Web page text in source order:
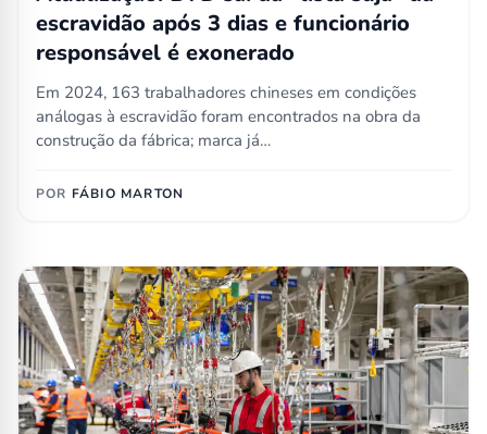
escravidão após 3 dias e funcionário
responsável é exonerado
Em 2024, 163 trabalhadores chineses em condições
análogas à escravidão foram encontrados na obra da
construção da fábrica; marca já…
POR FÁBIO MARTON